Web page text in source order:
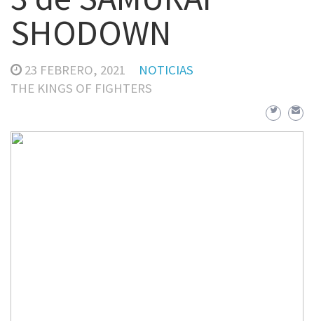
SHODOWN
23 FEBRERO, 2021
NOTICIAS
THE KINGS OF FIGHTERS